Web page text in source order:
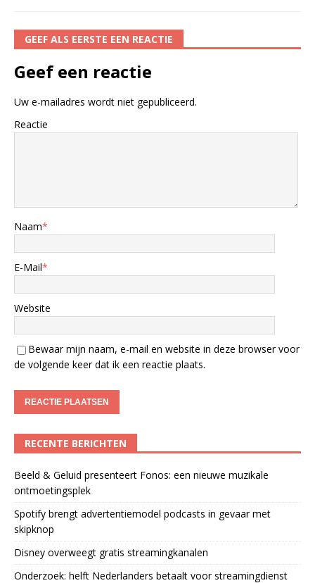
GEEF ALS EERSTE EEN REACTIE
Geef een reactie
Uw e-mailadres wordt niet gepubliceerd.
Reactie
Naam*
E-Mail*
Website
Bewaar mijn naam, e-mail en website in deze browser voor
de volgende keer dat ik een reactie plaats.
RECENTE BERICHTEN
Beeld & Geluid presenteert Fonos: een nieuwe muzikale
ontmoetingsplek
Spotify brengt advertentiemodel podcasts in gevaar met
skipknop
Disney overweegt gratis streamingkanalen
Onderzoek: helft Nederlanders betaalt voor streamingdienst